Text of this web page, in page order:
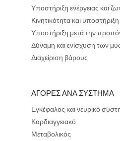
Υποστήριξη ενέργειας και
Κινητικότητα και
Υποστήριξη μετά την
Δύναμη και ενίσχυση των
Διαχείριση βάρους
ΑΓΟΡΕΣ ΑΝΑ ΣΥΣΤΗΜΑ
Εγκέφαλος και νευρικό
Καρδιαγγειακό
Μεταβολικός